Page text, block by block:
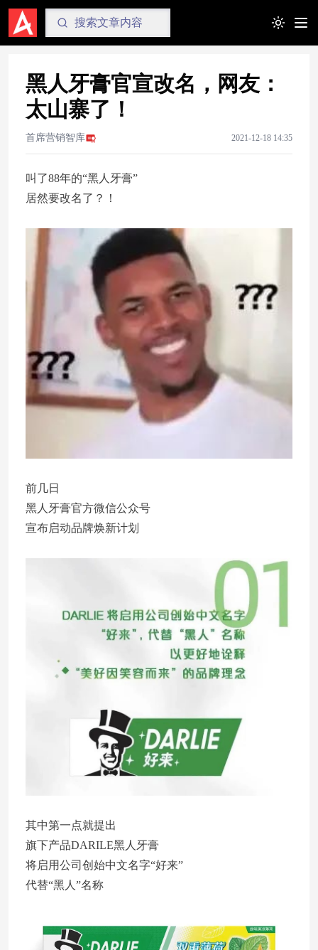
Toggle
黑人牙膏官宣改名，网友：
太山寨了！
首席营销智库 2021-12-18 14:35
叫了88年的“黑人牙膏”
居然要改名了？！
前几日
黑人牙膏官方微信公众号
宣布启动品牌焕新计划
其中第一点就提出
旗下产品DARILE黑人牙膏
将启用公司创始中文名字“好来”
代替“黑人”名称